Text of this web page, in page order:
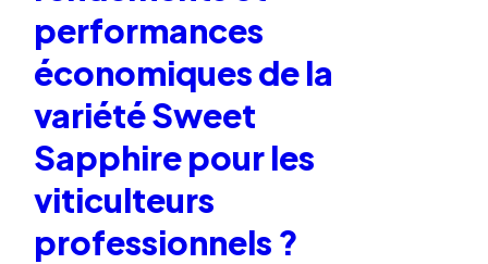
performances
économiques de la
variété Sweet
Sapphire pour les
viticulteurs
professionnels ?